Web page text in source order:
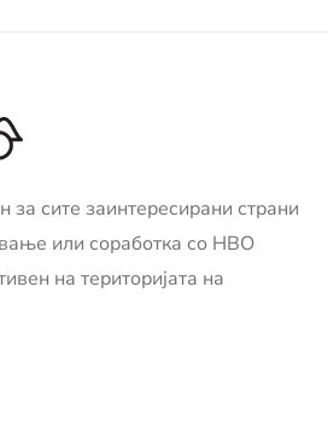
за сите заинтересирани страни
или соработка со НВО
на територијата на